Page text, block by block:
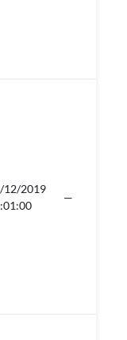
12/2019
—